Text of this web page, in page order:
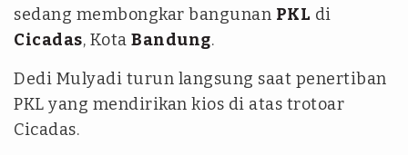
sedang membongkar bangunan PKL di
Cicadas, Kota Bandung.
Dedi Mulyadi turun langsung saat penertiban
PKL yang mendirikan kios di atas trotoar
Cicadas.